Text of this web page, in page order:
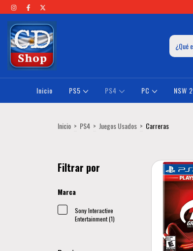
Inicio PS5 PS4 PC NSW 2
Inicio > PS4 > Juegos Usados > Carreras
Filtrar por
Marca
Sony Interactive
Entertainment (1)